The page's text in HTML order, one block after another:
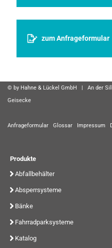
zum Anfrageformular
© by Hahne & Lückel GmbH | An der
Geisecke
Anfrageformular Glossar Impressum
Produkte
Abfallbehälter
Absperrsysteme
Bänke
Fahrradparksysteme
Katalog